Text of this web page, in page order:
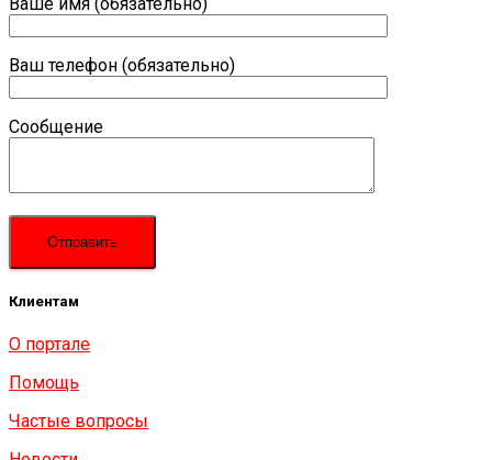
Ваш телефон (обязательно)
Сообщение
Клиентам
О портале
Помощь
Частые вопросы